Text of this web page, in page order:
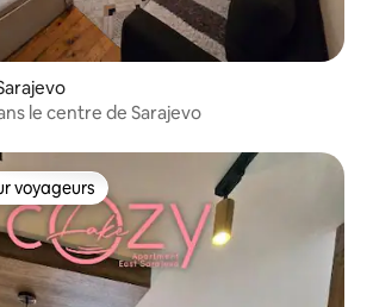
le centre de Sarajevo
les plus appréciés
voyageurs